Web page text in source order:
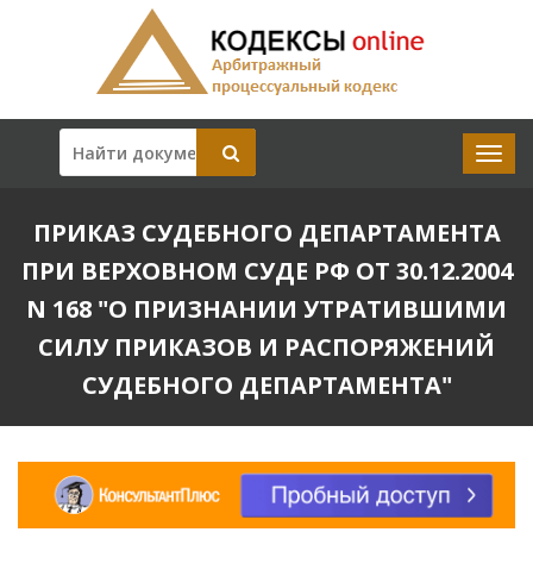
ПРИКАЗ СУДЕБНОГО ДЕПАРТАМЕНТА
ПРИ ВЕРХОВНОМ СУДЕ РФ ОТ 30.12.2004
N 168 "О ПРИЗНАНИИ УТРАТИВШИМИ
СИЛУ ПРИКАЗОВ И РАСПОРЯЖЕНИЙ
СУДЕБНОГО ДЕПАРТАМЕНТА"